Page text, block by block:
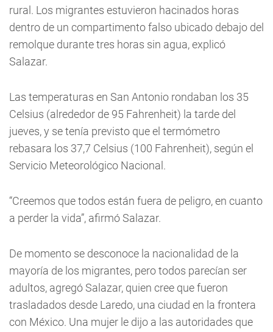
rural. Los migrantes estuvieron hacinados horas
dentro de un compartimento falso ubicado debajo del
remolque durante tres horas sin agua, explicó
Salazar.
Las temperaturas en San Antonio rondaban los 35
Celsius (alrededor de 95 Fahrenheit) la tarde del
jueves, y se tenía previsto que el termómetro
rebasara los 37,7 Celsius (100 Fahrenheit), según el
Servicio Meteorológico Nacional.
“Creemos que todos están fuera de peligro, en cuanto
a perder la vida”, afirmó Salazar.
De momento se desconoce la nacionalidad de la
mayoría de los migrantes, pero todos parecían ser
adultos, agregó Salazar, quien cree que fueron
trasladados desde Laredo, una ciudad en la frontera
con México. Una mujer le dijo a las autoridades que